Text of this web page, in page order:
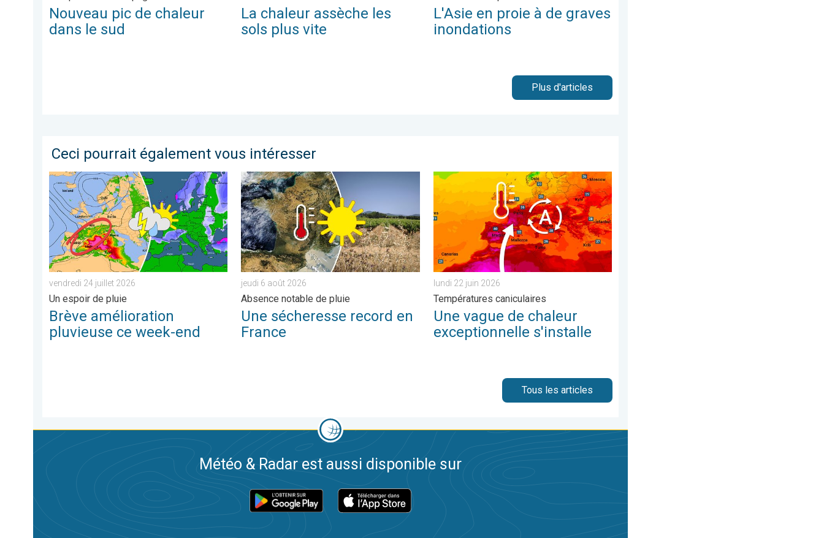
Nouveau pic de chaleur
dans le sud
La chaleur assèche les
sols plus vite
L'Asie en proie à de graves
inondations
Plus d'articles
Ceci pourrait également vous intéresser
Brève amélioration pluvieuse ce week-end. Un espoir de pluie. . . vendredi 24 juillet 2026
vendredi 24 juillet 2026
Un espoir de pluie
Brève amélioration
pluvieuse ce week-end
Une sécheresse record en France. Absence notable de pluie. . . jeudi 6 août 2026
jeudi 6 août 2026
Absence notable de pluie
Une sécheresse record en
France
Une vague de chaleur exceptionnelle s'installe. Températures caniculaires. . . lundi 22 juin
lundi 22 juin 2026
Températures caniculaires
Une vague de chaleur
exceptionnelle s'installe
Tous les articles
Météo & Radar est aussi disponible sur